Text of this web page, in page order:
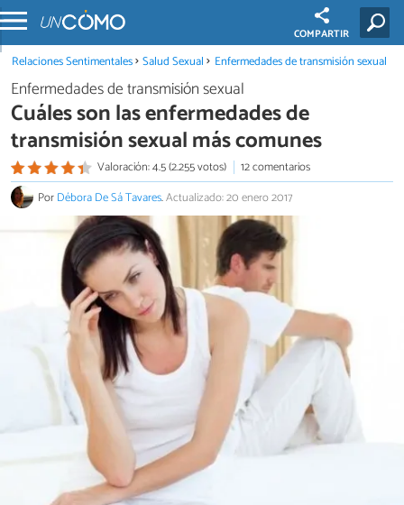
COMPARTIR
Relaciones Sentimentales Salud Sexual Enfermedades de transmisión sexual
Enfermedades de transmisión sexual
Cuáles son las enfermedades de
transmisión sexual más comunes
Valoración: 4.5 (2.255 votos)
12 comentarios
PorDébora De Sá Tavares.Actualizado: 20 enero 2017